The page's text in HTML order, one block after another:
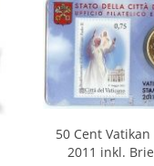
50 Cent
2011 inkl.